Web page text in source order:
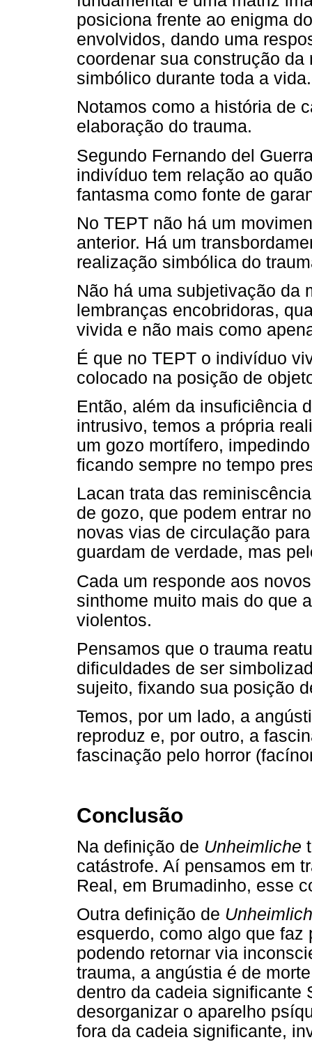
posiciona frente ao enigma
envolvidos, dando uma
coordenar sua construção
simbólico durante toda a vida.
Notamos como a história de
elaboração do trauma.
Segundo Fernando del
indivíduo tem relação ao
fantasma como fonte de
No TEPT não há um
anterior. Há um
realização simbólica do
Não há uma subjetivação da
lembranças encobridoras,
vivida e não mais como
É que no TEPT o indivíduo
colocado na posição de
Então, além da insuficiência
intrusivo, temos a própria
um gozo mortífero,
ficando sempre no tempo
Lacan trata das
de gozo, que podem entrar
novas vias de circulação
guardam de verdade, mas
Cada um responde aos
sinthome muito mais do que
violentos.
Pensamos que o trauma
dificuldades de ser
sujeito, fixando sua posição
Temos, por um lado, a
reproduz e, por outro, a
fascinação pelo horror
Conclusão
Na definição de Unheimliche
catástrofe. Aí pensamos em
Real, em Brumadinho, esse
Outra definição de
esquerdo, como algo que
podendo retornar via
trauma, a angústia é de
dentro da cadeia significante
desorganizar o aparelho
fora da cadeia significante,